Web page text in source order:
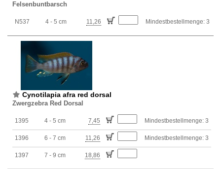
Felsenbuntbarsch
N537 4 - 5 cm 11,26 Mindestbestellmenge: 3
Cynotilapia afra red dorsal
Zwergzebra Red Dorsal
1395 4 - 5 cm 7,45 Mindestbestellmenge: 3
1396 6 - 7 cm 11,26 Mindestbestellmenge: 3
1397 7 - 9 cm 18,86